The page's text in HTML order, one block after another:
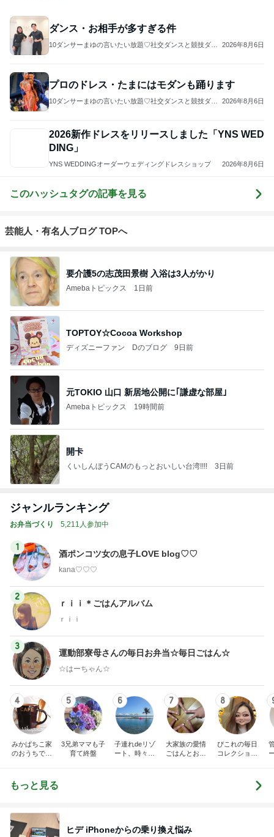
ダンス・お相手が多すぎる件
10ダンサーまゆの言いたい放題♡社交ダンスと競技ダン
2026年8月6日
プロのドレス・たまにはモダンも踊ります
10ダンサーまゆの言いたい放題♡社交ダンスと競技ダン
2026年8月6日
2026新作ドレスをリリースしました「YNS WED
DING」
YNS WEDDINGオーダーウェディングドレスショップ 2026年8月6日
このハッシュタグの記事を見る
芸能人・有名人ブログ TOPへ
要介護5の志茂田景樹 入浴は3人がかり
Amebaトピックス 1日前
TOPTOY☆Cocoa Workshop
ディズニーファン Dのブログ 9日前
元TOKIO 山口 新居地公開に｢謙虚な部屋｣
Amebaトピックス 19時間前
開卡
くいしんぼうCAMのもっとおいしい台湾!!!! 3日前
ジャンルランキング
お弁当づくり 5,211人参加中
1
酒ポンコツ女の息子LOVE blog♡♡
kana♡♡♡
2
ｒｉｉ＊ごはんアルバム
ｒｉｉ
3
運動部寮母さんの毎日お弁当☆毎日ごはん☆
☆はーちゃん☆
4
みかぱちこ家
のおうちでご
5
3兄弟ママも子
育て終盤
6
子連れdeリゾ
ート、時々キ
7
大家族の愛情
ごはんとお弁
8
ぴこれの毎日
コレクション
もっと見る
ヒデ iPhoneからの乗り換え悩み